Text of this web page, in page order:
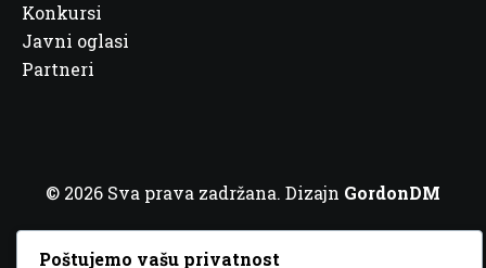
Konkursi
Javni oglasi
Partneri
© 2026 Sva prava zadržana. Dizajn GordonDM
Poštujemo vašu privatnost